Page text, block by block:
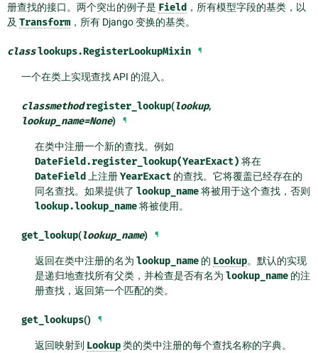
册查找的接口。两个突出的例子是 Field ，所有模型字段的基类，以
及 Transform ，所有 Django 变换的基类。
classlookups.RegisterLookupMixin ¶
一个在类上实现查找 API 的混入。
classmethod register_lookup(lookup,
lookup_name=None) ¶
在类中注册一个新的查找。例如
DateField.register_lookup(YearExact) 将在
DateField 上注册YearExact 的查找。它将覆盖已经存在的
同名查找。如果提供了lookup_name将被用于这个查找，否则
lookup.lookup_name将被使用。
get_lookup(lookup_name) ¶
返回在类中注册的名为lookup_name 的 Lookup。默认的实现
是递归地查找所有父类，并检查是否有名为lookup_name 的注
册查找，返回第一个匹配的类。
get_lookups() ¶
返回映射到 Lookup类的类中注册的每个查找名称的字典。